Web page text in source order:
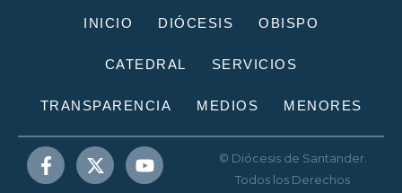
INICIO DIÓCESIS OBISPO
CATEDRAL SERVICIOS
TRANSPARENCIA MEDIOS MENORES
© Diócesis de Santander.
Todos los Derechos